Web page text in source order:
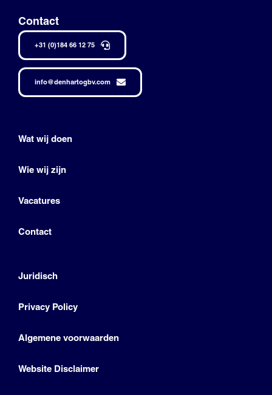
Contact
+31 (0)184 66 12 75
info@denhartogbv.com
Wat wij doen
Wie wij zijn
Vacatures
Contact
Juridisch
Privacy Policy
Algemene voorwaarden
Website Disclaimer